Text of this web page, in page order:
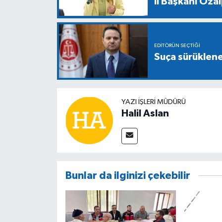
EDITÖRÜN SEÇTIĞI
Suça
YAZI İŞLERİ MÜDÜRÜ
Halil Aslan
Bunlar da ilginizi çekebilir